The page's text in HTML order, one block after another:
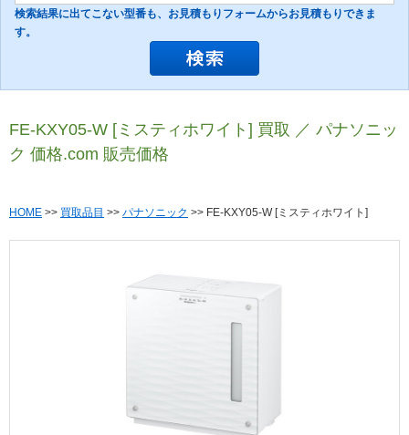
検索結果に出てこない型番も、お見積もりフォームからお見積もりできま
す。
FE-KXY05-W [ミスティホワイト] 買取 ／ パナソニッ
ク 価格.com 販売価格
HOME >> 買取品目 >> パナソニック >> FE-KXY05-W [ミスティホワイト]